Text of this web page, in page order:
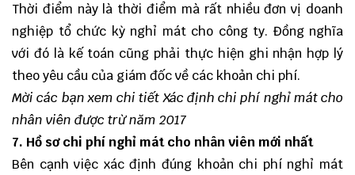
Thời điểm này là thời điểm mà rất nhiều đơn vị doanh
nghiệp tổ chức kỳ nghỉ mát cho công ty. Đồng nghĩa
với đó là kế toán cũng phải thực hiện ghi nhận hợp lý
theo yêu cầu của giám đốc về các khoản chi phí.
Mời các bạn xem chi tiếtXác định chi phí nghỉ mát cho
nhân viên được trừ năm 2017
7. Hồ sơ chi phí nghỉ mát cho nhân viên mới nhất
Bên cạnh việc xác định đúng khoản chi phí nghỉ mát